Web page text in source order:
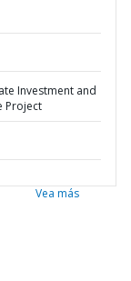
Investment and
Project
Vea más